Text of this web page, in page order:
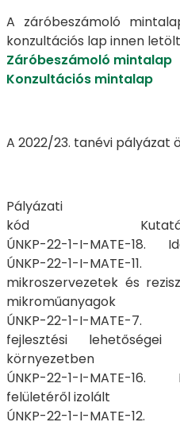
A záróbeszámoló
konzultációs lap innen
Záróbeszámoló mintalap
Konzultációs mintalap
A 2022/23. tanévi pályázat
Pályázati
kód Kutatási
ÚNKP-22-1-I-MATE-18.
ÚNKP-22-1-I-MATE-
mikroszervezetek és
mikroműanyagok
ÚNKP-22-1-I-MATE-7.
fejlesztési
környezetben
ÚNKP-22-1-I-MATE-16.
felületéről izolált
ÚNKP-22-1-I-MATE-